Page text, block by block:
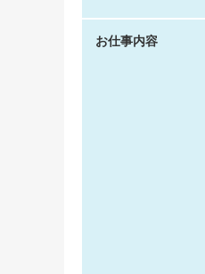
お仕事内容